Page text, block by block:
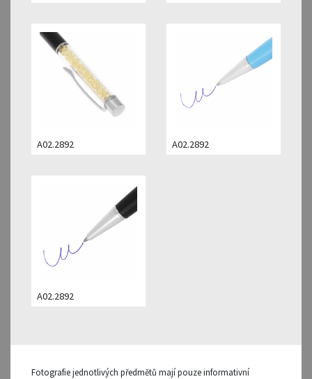
A02.2892 A02.2892
A02.2892
Fotografie jednotlivých předmětů mají pouze informativní